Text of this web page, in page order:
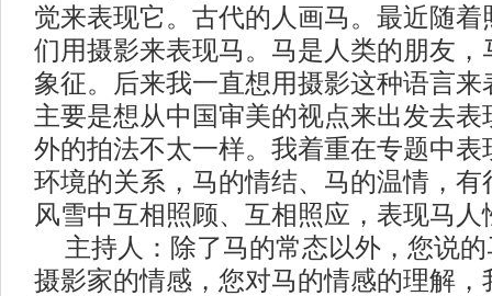
觉来表现它。古代的人画马。最近随着
们用摄影来表现马。马是人类的朋友，
象征。后来我一直想用摄影这种语言来
主要是想从中国审美的视点来出发去表
外的拍法不太一样。我着重在专题中表
环境的关系，马的情结、马的温情，有
风雪中互相照顾、互相照应，表现马人
主持人：除了马的常态以外，您说的
摄影家的情感，您对马的情感的理解，